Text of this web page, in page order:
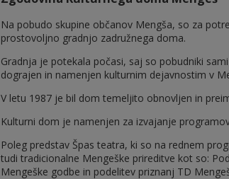
Na pobudo skupine občanov Mengša, so za
prostovoljno gradnjo zadružnega doma.
Gradnja je potekala počasi, saj so pobudniki
dograjen in namenjen kulturnim dejavnostim v
V letu 1987 je bil dom temeljito obnovljen in
Kulturni dom je namenjen za izvajanje
Poleg predstav Špas teatra, ki so na rednem
tudi tradicionalne Mengeške prireditve kot so:
Mengeške godbe in podelitev priznanj TD